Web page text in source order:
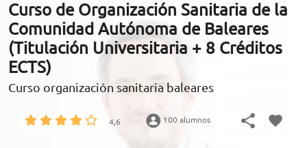
ESTUDIOS
CONOCE EUROINNOVA
BECAS Y FINANCIACIÓN
(+34)958 050 200 (gratuito en España)
900 831 200
formacion@euroinnova.com
TRABAJA CON NOSOTROS
Curso de Organización Sanitaria de la
Comunidad Autónoma de Baleares
(Titulación Universitaria + 8 Créditos
ECTS)
Curso organización sanitaria baleares
4,6 100 alumnos